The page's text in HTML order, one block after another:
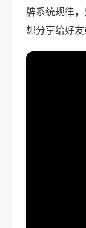
牌系统规律
想分享给好友